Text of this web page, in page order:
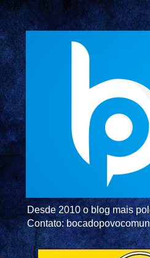
Desde 2010 o blog mais
Contato: